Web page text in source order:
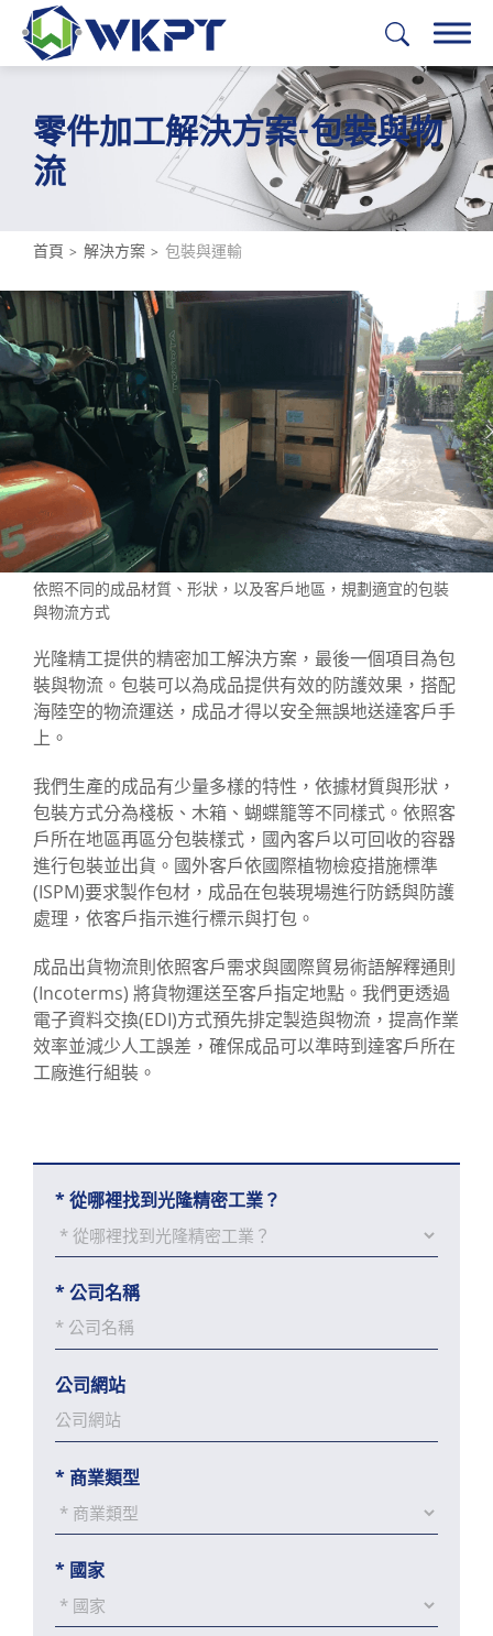
零件加工解決方案-包裝與物
流
首頁 解決方案 包裝與運輸
依照不同的成品材質、形狀，以及客戶地區，規劃適宜的包裝
與物流方式
光隆精工提供的精密加工解決方案，最後一個項目為包
裝與物流。包裝可以為成品提供有效的防護效果，搭配
海陸空的物流運送，成品才得以安全無誤地送達客戶手
上。
我們生產的成品有少量多樣的特性，依據材質與形狀，
包裝方式分為棧板、木箱、蝴蝶籠等不同樣式。依照客
戶所在地區再區分包裝樣式，國內客戶以可回收的容器
進行包裝並出貨。國外客戶依國際植物檢疫措施標準
(ISPM)要求製作包材，成品在包裝現場進行防銹與防護
處理，依客戶指示進行標示與打包。
成品出貨物流則依照客戶需求與國際貿易術語解釋通則
(Incoterms) 將貨物運送至客戶指定地點。我們更透過
電子資料交換(EDI)方式預先排定製造與物流，提高作業
效率並減少人工誤差，確保成品可以準時到達客戶所在
工廠進行組裝。
*從哪裡找到光隆精密工業？
*公司名稱
公司網站
* 商業類型
* 國家
繁體中文 English 日本語 Deutsch
加工服務
解決方案
全部
加工可行性研究
零件原型製造
金屬材料採購
量產製程工具開發
零件加工流程
包裝與運輸
產業應用
光隆能力
公司簡介
聯絡我們